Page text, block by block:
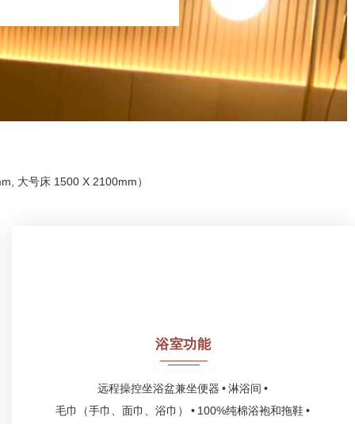
大号床 1500 X 2100mm）
浴室功能
远程操控坐浴盆兼坐便器
淋浴间
毛巾（手巾、面巾、浴巾）
100%纯棉浴袍和拖鞋